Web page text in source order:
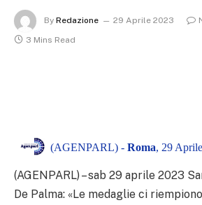
By Redazione 29 Aprile 2023
3 Mins Read
(AGENPARL) - Roma, 29
(AGENPARL) – sab 29 aprile 2023
De Palma: «Le medaglie ci